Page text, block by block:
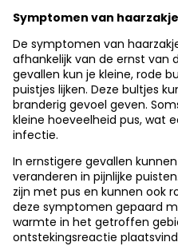
Symptomen van
De symptomen van
afhankelijk van de ernst van
gevallen kun je kleine, rode
puistjes lijken. Deze bultjes
branderig gevoel geven.
kleine hoeveelheid pus, wat
infectie.
In ernstigere gevallen
veranderen in pijnlijke
zijn met pus en kunnen ook
deze symptomen gepaard
warmte in het getroffen
ontstekingsreactie